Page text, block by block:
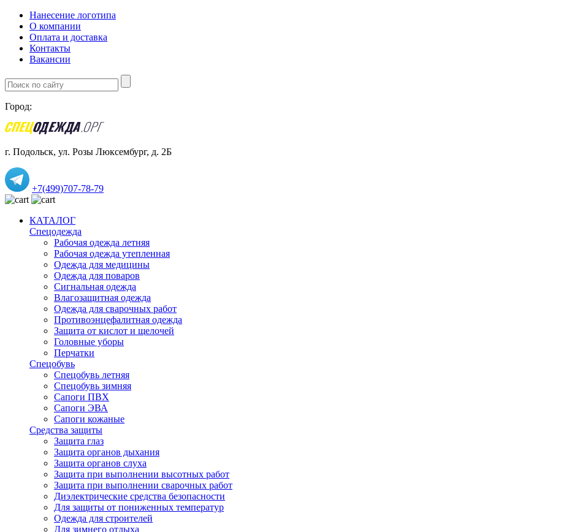
Нанесение логотипа
О компании
Оплата и доставка
Контакты
Вакансии
Город:
г. Подольск, ул. Розы Люксембург, д. 2Б
+7(499)707-78-79
КАТАЛОГ
Спецодежда
Рабочая одежда летняя
Рабочая одежда утепленная
Одежда для медицины
Одежда для поваров
Сигнальная одежда
Влагозащитная одежда
Одежда для сварочных работ
Противоэнцефалитная одежда
Защита от кислот и щелочей
Головные уборы
Перчатки
Спецобувь
Спецобувь летняя
Спецобувь зимняя
Сапоги ПВХ
Сапоги ЭВА
Сапоги кожаные
Средства защиты
Защита глаз
Защита органов дыхания
Защита органов слуха
Защита при выполнении высотных работ
Защита при выполнении сварочных работ
Диэлектрические средства безопасности
Для защиты от пониженных температур
Одежда для строителей
Для зимнего отдыха